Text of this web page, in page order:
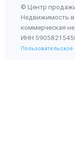
© Центр
Недвижимость в
коммерческая
ИНН
Пользовательское